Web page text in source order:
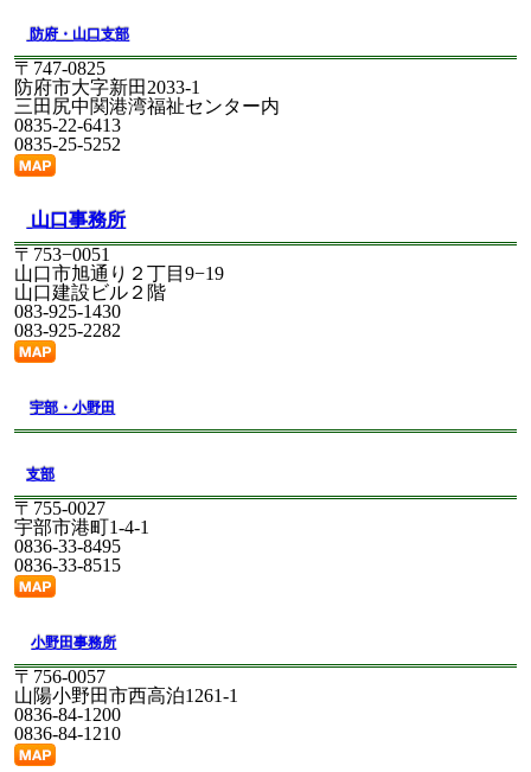
改定について
詳しくはタイトルをクリック
2026/03/09
の周知について
詳しくはタイトルをクリック
2026/03/04
等について
詳しくはタイトルをクリック
2026/03/03
「治療と就業の両立支援指針」の周知につ
いて（依頼）
詳しくはタイトルをクリック
2026/03/02
詳しくはタイトルをクリック
を改正する法律等（代替化学名等関係）の施行につい
て
詳しくはタイトルをクリック
2026/03/02
について
詳しくはタイトルをクリック
の施行について
詳しくはタイトルをクリック
2026/02/20 建築物等の解体等に係る石綿ばく露防止及
び石綿飛散漏えい防止対策徹底マニュアルの改正につ
いて
詳しくはタイトルをクリック
防府・山口支部
〒747-0825
防府市大字新田2033-1
三田尻中関港湾福祉センター内
0835-22-6413
0835-25-5252
山口事務所
〒753−0051
山口市旭通り２丁目9−19
山口建設ビル２階
083-925-1430
083-925-2282
宇部・小野田
支部
〒755-0027
宇部市港町1-4-1
0836-33-8495
0836-33-8515
小野田事務所
〒756-0057
山陽小野田市西高泊1261-1
0836-84-1200
0836-84-1210